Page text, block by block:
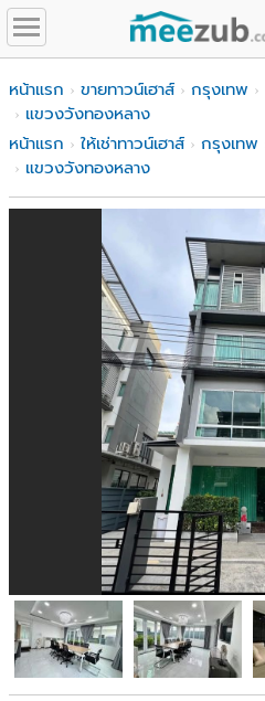
หน้าแรก ขายทาวน์เฮาส์ กรุงเทพ
แขวงวังทองหลาง
หน้าแรก
ให้เช่าทาวน์เฮาส์ กรุงเทพ
แขวงวังทองหลาง